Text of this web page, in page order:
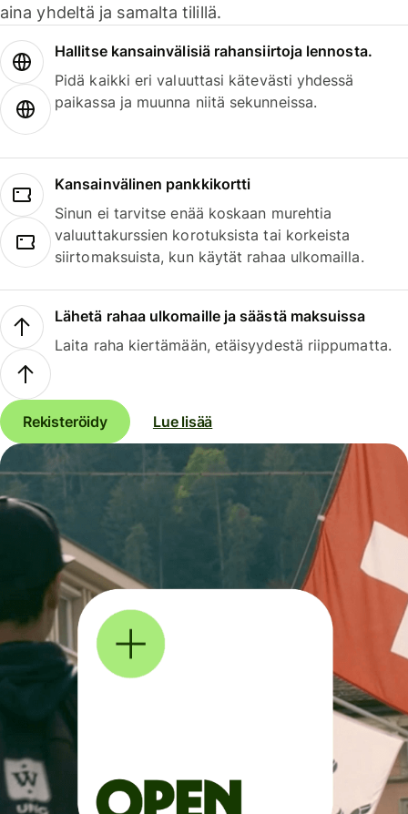
aina yhdeltä ja samalta tilillä.
Hallitse kansainvälisiä rahansiirtoja lennosta.
Pidä kaikki eri valuuttasi kätevästi yhdessä
paikassa ja muunna niitä sekunneissa.
Kansainvälinen pankkikortti
Sinun ei tarvitse enää koskaan murehtia
valuuttakurssien korotuksista tai korkeista
siirtomaksuista, kun käytät rahaa ulkomailla.
Lähetä rahaa ulkomaille ja säästä maksuissa
Laita raha kiertämään, etäisyydestä riippumatta.
Rekisteröidy Lue lisää